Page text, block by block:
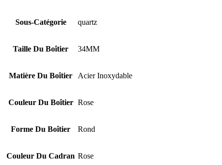
Sous-Catégorie quartz
Taille Du Boîtier 34MM
Matière Du Boîtier Acier Inoxydable
Couleur Du Boîtier Rose
Forme Du Boîtier Rond
Couleur Du Cadran Rose